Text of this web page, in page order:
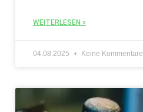
WEITERLESEN »
04.08.2025 Keine Kommentare